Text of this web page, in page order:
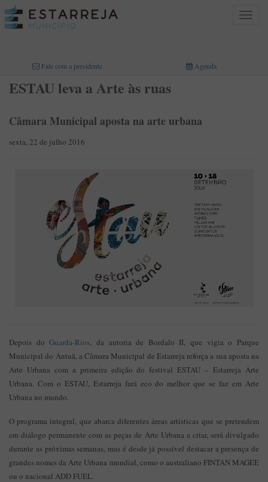
Toggle
Fale com a presidente Agenda
ESTAU leva a Arte às ruas
Câmara Municipal aposta na arte urbana
sexta, 22 de julho 2016
Depois doGuarda-Rios, da autoria de Bordalo II, que vigia o Parque
Municipal do Antuã, a Câmara Municipal de Estarreja reforça a sua aposta na
Arte Urbana com a primeira edição do festival ESTAU – Estarreja Arte
Urbana. Com o ESTAU, Estarreja fará eco do melhor que se faz em Arte
Urbana no mundo.
O programa integral, que abarca diferentes áreas artísticas que se pretendem
em diálogo permanente com as peças de Arte Urbana a criar, será divulgado
durante as próximas semanas, mas é desde já possível destacar a presença de
grandes nomes da Arte Urbana mundial, como o australiano FINTAN MAGEE
ou o nacional ADD FUEL.